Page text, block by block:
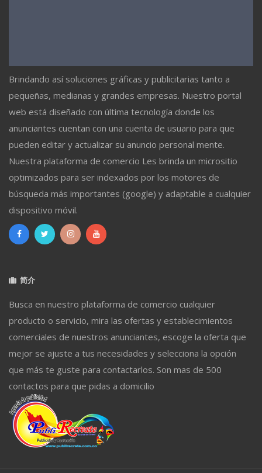
Brindando así soluciones gráficas y publicitarias tanto a
pequeñas, medianas y grandes empresas. Nuestro portal
web está diseñado con última tecnología donde los
anunciantes cuentan con una cuenta de usuario para que
pueden editar y actualizar su anuncio personal mente.
Nuestra plataforma de comercio Les brinda un micrositio
optimizados para ser indexados por los motores de
búsqueda más importantes (google) y adaptable a cualquier
dispositivo móvil.
简介
Busca en nuestro plataforma de comercio cualquier
producto o servicio, mira las ofertas y establecimientos
comerciales de nuestros anunciantes, escoge la oferta que
mejor se ajuste a tus necesidades y selecciona la opción
que más te guste para contactarlos. Son mas de 500
contactos para que pidas a domicilio